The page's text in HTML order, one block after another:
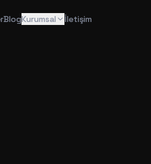
BlogKurumsal İletişim